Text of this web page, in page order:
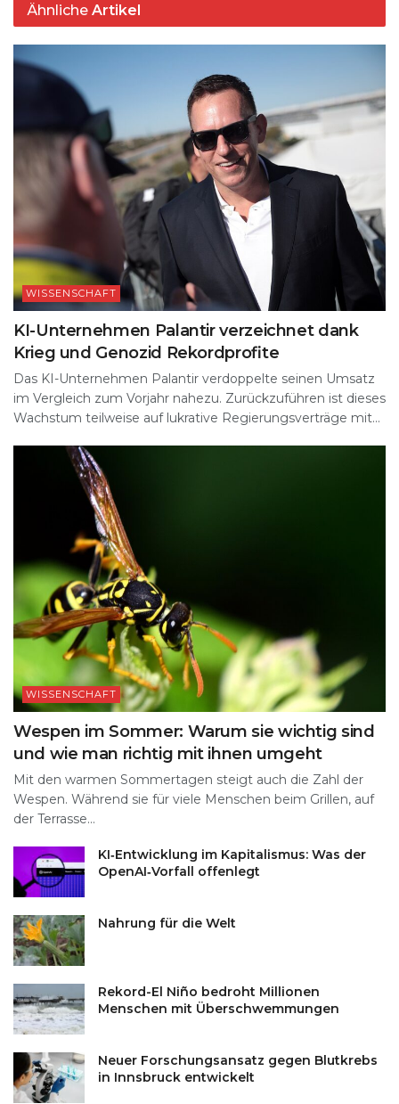
Ähnliche Artikel
WISSENSCHAFT
KI-Unternehmen Palantir verzeichnet dank
Krieg und Genozid Rekordprofite
Das KI-Unternehmen Palantir verdoppelte seinen Umsatz
im Vergleich zum Vorjahr nahezu. Zurückzuführen ist dieses
Wachstum teilweise auf lukrative Regierungsverträge mit...
WISSENSCHAFT
Wespen im Sommer: Warum sie wichtig sind
und wie man richtig mit ihnen umgeht
Mit den warmen Sommertagen steigt auch die Zahl der
Wespen. Während sie für viele Menschen beim Grillen, auf
der Terrasse...
KI‑Entwicklung im Kapitalismus: Was der
OpenAI‑Vorfall offenlegt
Nahrung für die Welt
Rekord-El Niño bedroht Millionen
Menschen mit Überschwemmungen
Neuer Forschungsansatz gegen Blutkrebs
in Innsbruck entwickelt